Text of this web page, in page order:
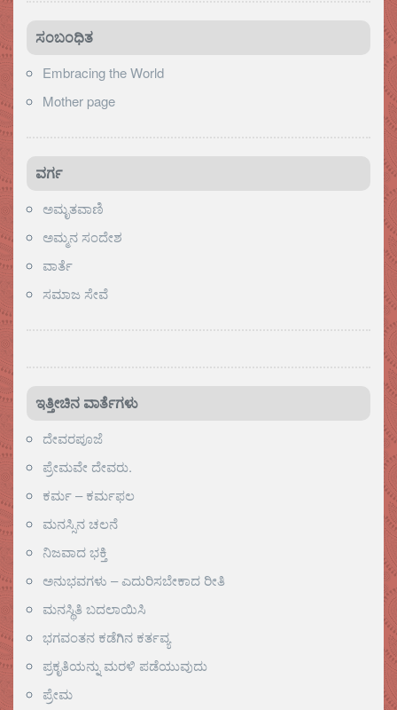
ಸಂಬಂಧಿತ
Embracing the World
Mother page
ವರ್ಗ
ಅಮೃತವಾಣಿ
ಅಮ್ಮನ ಸಂದೇಶ
ವಾರ್ತೆ
ಸಮಾಜ ಸೇವೆ
ಇತ್ತೀಚಿನ ವಾರ್ತೆಗಳು
ದೇವರಪೂಜೆ
ಪ್ರೇಮವೇ ದೇವರು.
ಕರ್ಮ – ಕರ್ಮಫಲ
ಮನಸ್ಸಿನ ಚಲನೆ
ನಿಜವಾದ ಭಕ್ತಿ
ಅನುಭವಗಳು – ಎದುರಿಸಬೇಕಾದ ರೀತಿ
ಮನಸ್ಥಿತಿ ಬದಲಾಯಿಸಿ
ಭಗವಂತನ ಕಡೆಗಿನ ಕರ್ತವ್ಯ
ಪ್ರಕೃತಿಯನ್ನು ಮರಳಿ ಪಡೆಯುವುದು
ಪ್ರೇಮ